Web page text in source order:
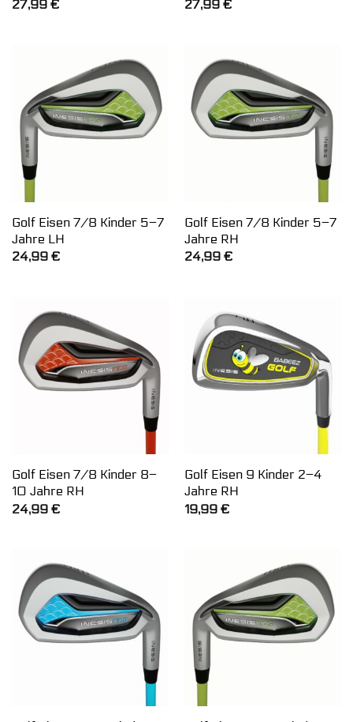
27,99 €
27,99 €
Golf Eisen 7/8 Kinder 5–7
Jahre LH
24,99 €
Golf Eisen 7/8 Kinder 5–7
Jahre RH
24,99 €
Golf Eisen 7/8 Kinder 8–
10 Jahre RH
24,99 €
Golf Eisen 9 Kinder 2–4
Jahre RH
19,99 €